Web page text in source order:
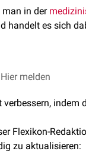
man in der
handelt es sich
Stiernackens ist ein
(z.B. durch
Hier melden
indem
Flexikon-
zu aktualisieren: